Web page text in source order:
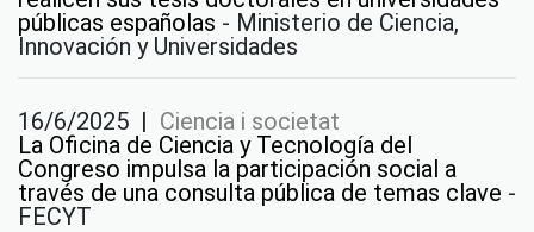
públicas españolas - Ministerio de Ciencia,
Innovación y Universidades
16/6/2025 | Ciencia i societat
La Oficina de Ciencia y Tecnología del
Congreso impulsa la participación social a
través de una consulta pública de temas clave -
FECYT